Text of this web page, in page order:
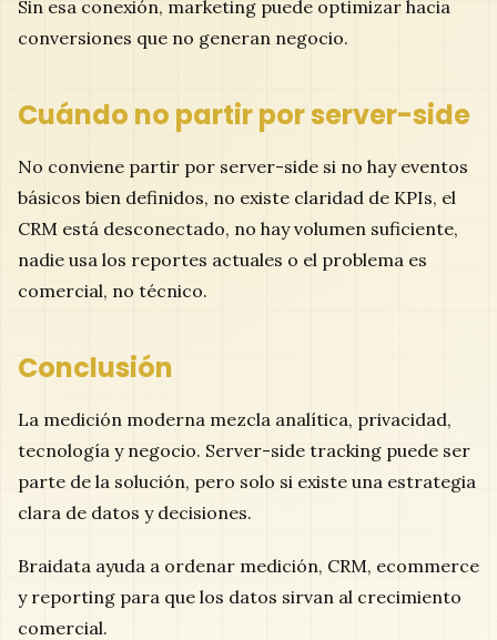
Sin esa conexión, marketing puede optimizar hacia
conversiones que no generan negocio.
Cuándo no partir por server-side
No conviene partir por server-side si no hay eventos
básicos bien definidos, no existe claridad de KPIs, el
CRM está desconectado, no hay volumen suficiente,
nadie usa los reportes actuales o el problema es
comercial, no técnico.
Conclusión
La medición moderna mezcla analítica, privacidad,
tecnología y negocio. Server-side tracking puede ser
parte de la solución, pero solo si existe una estrategia
clara de datos y decisiones.
Braidata ayuda a ordenar medición, CRM, ecommerce
y reporting para que los datos sirvan al crecimiento
comercial.